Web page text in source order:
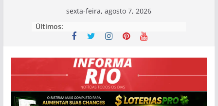
sexta-feira, agosto 7, 2026
Últimos: